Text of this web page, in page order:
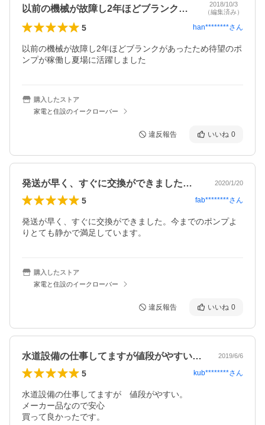
以前の機械が故障し2年ほどブランクがあ…
2018/10/3
（編集済み）
5 han********さん
以前の機械が故障し2年ほどブランクがあったため待望のポ
ンプが稼働し夏場に活躍しました
購入したストア
家電と住設のイークローバー
違反報告 いいね 0
発送が早く、すぐに交換ができました。今… 2020/1/20
5 fab********さん
発送が早く、すぐに交換ができました。今までのポンプよ
りとても静かで満足しています。
購入したストア
家電と住設のイークローバー
違反報告 いいね 0
水道設備の仕事してますが値段がやすい。… 2019/6/6
5 kub********さん
水道設備の仕事してますが　値段がやすい。
メーカー品なので安心
買って良かったです。